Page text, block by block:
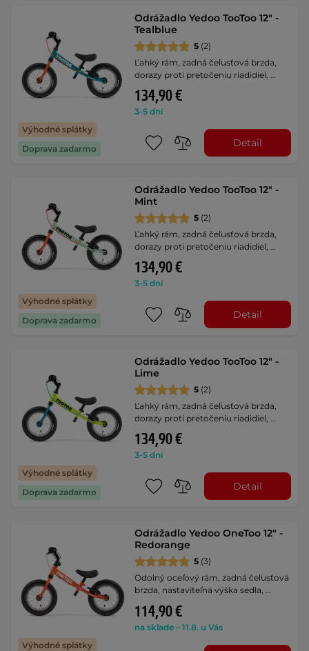
Výhodné splátky
Doprava zadarmo
Odrážadlo Yedoo TooToo 12" -
Tealblue
5 (2)
Ľahký rám, zadná čeľusťová brzda,
dorazy proti pretočeniu riadidiel, …
134,90 €
3-5 dní
Detail
Výhodné splátky
Doprava zadarmo
Odrážadlo Yedoo TooToo 12" -
Mint
5 (2)
Ľahký rám, zadná čeľusťová brzda,
dorazy proti pretočeniu riadidiel, …
134,90 €
3-5 dní
Detail
Výhodné splátky
Doprava zadarmo
Odrážadlo Yedoo TooToo 12" -
Lime
5 (2)
Ľahký rám, zadná čeľusťová brzda,
dorazy proti pretočeniu riadidiel, …
134,90 €
3-5 dní
Detail
Výhodné splátky
Odrážadlo Yedoo OneToo 12" -
Redorange
5 (3)
Odolný oceľový rám, zadná čeľusťová
brzda, nastaviteľná výška sedla, …
114,90 €
na sklade – 11.8. u Vás